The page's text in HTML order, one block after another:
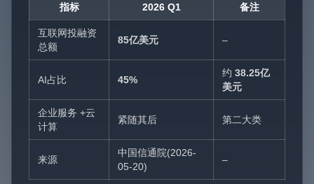
指标 2026 Q1 备注
互联网投融资
总额
85亿美元 –
AI占比 45%
约 38.25亿
美元
企业服务 +云
计算
紧随其后 第二大类
来源
中国信通院(2026-
05-20)
–